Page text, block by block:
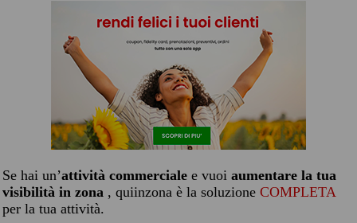
Se hai un’attività commerciale e vuoi aumentare la tua
visibilità in zona , quiinzona è la soluzione COMPLETA
per la tua attività.